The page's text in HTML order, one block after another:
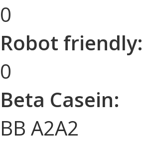
0
Robot friendly:
0
Beta Casein:
BB A2A2